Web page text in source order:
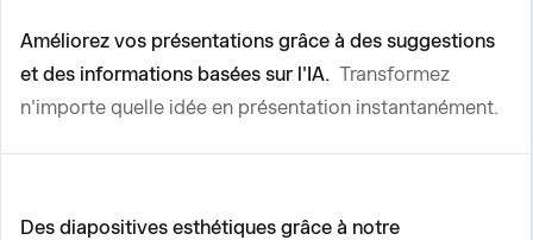
Améliorez vos présentations grâce à des suggestions
et des informations basées sur l'IA. Transformez
n'importe quelle idée en présentation instantanément.
Des diapositives esthétiques grâce à notre